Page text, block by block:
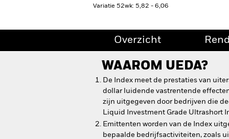
Variatie 52wk: 5,82 - 6,06
Overzicht
WAAROM UEDA?
De Index meet de prestaties van
dollar luidende vastrentende
zijn uitgegeven door bedrijven die
Liquid Investment Grade Ultrashort
Emittenten worden van de Index
bepaalde bedrijfsactiviteiten, zoals